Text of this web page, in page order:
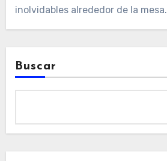
inolvidables alrededor de la mesa.
Buscar